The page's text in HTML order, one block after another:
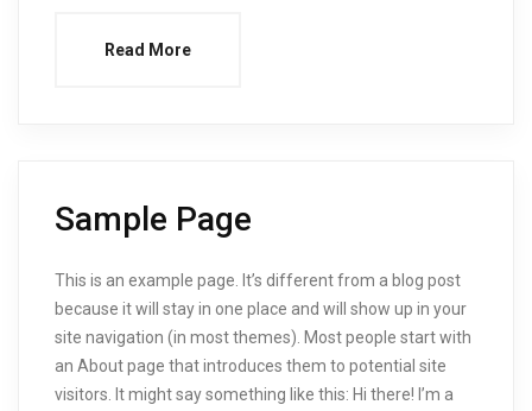
Read More
Sample Page
This is an example page. It’s different from a blog post
because it will stay in one place and will show up in your
site navigation (in most themes). Most people start with
an About page that introduces them to potential site
visitors. It might say something like this: Hi there! I’m a